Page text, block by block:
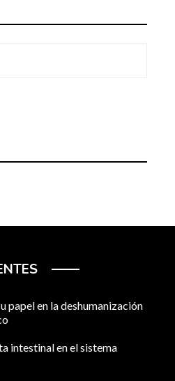
papel en la deshumanización
intestinal en el sistema